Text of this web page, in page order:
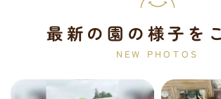
最新の園の様子を
NEW PHOTOS